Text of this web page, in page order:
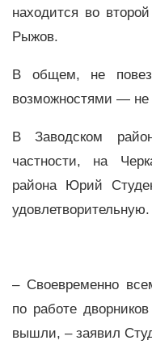
находится во
Рыжов.
В общем, не
возможностями — не
В Заводском
частности, на
района Юрий
удовлетворительную.
– Своевременно
по работе
вышли, – заявил